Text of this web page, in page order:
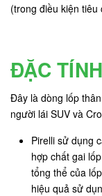
(trong điều kiện
ĐẶC
Đây là dòng lốp
người lái SUV và
Pirelli sử dụng
hợp chất gai
tổng thể của
hiệu quả sử